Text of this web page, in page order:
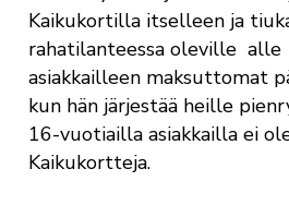
Kaikukortilla itselleen ja
rahatilanteessa oleville
asiakkailleen maksuttomat
kun hän järjestää heille
16-vuotiailla asiakkailla ei
Kaikukortteja.